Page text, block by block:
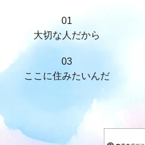
01
大切な人だから
03
ここに住みたいんだ